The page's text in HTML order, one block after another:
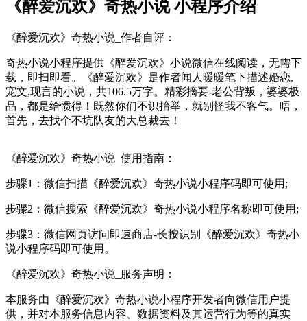
《醉爱沉欢》奇热小说 小程序介绍
《醉爱沉欢》奇热小说_作者自评：
奇热小说小程序提供《醉爱沉欢》小说微信在线阅读，无需下
载，即扫即看。《醉爱沉欢》是作者闻人暖暖笔下描述婚恋,
宠文,现言的小说，共106.5万字。精彩摘要-老公背叛，婆婆极
品，都是给惯得！既然你们不识抬举，就别怪我不客气。唔，
首先，去找个不坑队友的大总裁去！
《醉爱沉欢》奇热小说_使用指南：
步骤1：微信扫描《醉爱沉欢》奇热小说小程序码即可使用;
步骤2：微信搜索《醉爱沉欢》奇热小说小程序名称即可使用;
步骤3：微信网页访问即速商店-长按识别《醉爱沉欢》奇热小
说小程序码即可使用。
《醉爱沉欢》奇热小说_服务声明：
本服务由《醉爱沉欢》奇热小说小程序开发者向微信用户提
供，并对本服务信息内容、数据资料及其运营行为等的真实